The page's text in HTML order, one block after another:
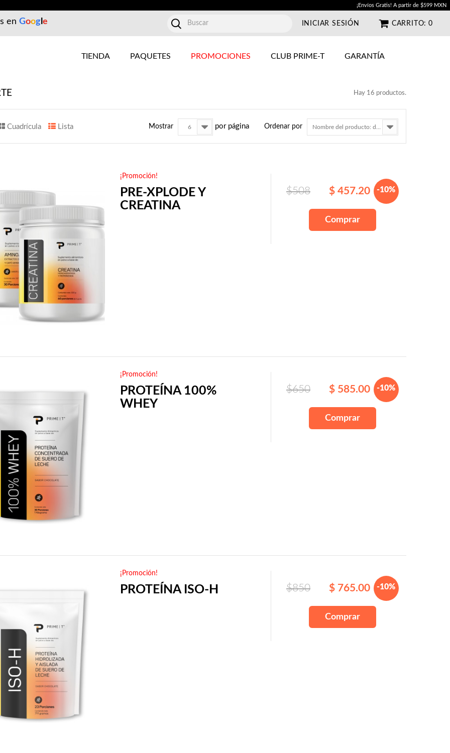
¡Envíos Gratis! A partir de $599 MXN
en Goog e CARRITO: 0
INICIAR SESIÓN
TIENDA PAQUETES PROMOCIONES CLUB PRIME-T GARANTÍA
Hay 16 productos.
Cuadrícula Lista Ordenar por
Mostrar 6 por página
¡Promoción!
PRE-XPLODE Y
CREATINA
$508 $ 457.20 -10%
Comprar
¡Promoción!
PROTEÍNA 100%
WHEY
$650 $ 585.00 -10%
Comprar
¡Promoción!
PROTEÍNA ISO-H $850 $ 765.00 -10%
Comprar